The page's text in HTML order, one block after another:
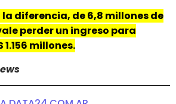
diferencia, de 6,8 millones de
perder un ingreso para
millones.